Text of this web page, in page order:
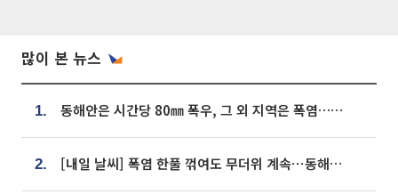
많이 본 뉴스
1. 동해안은 시간당 80㎜ 폭우, 그 외 지역은 폭염…‘극과 극 날씨’
2. [내일 날씨] 폭염 한풀 꺾여도 무더위 계속⋯동해안 이틀 연속 비